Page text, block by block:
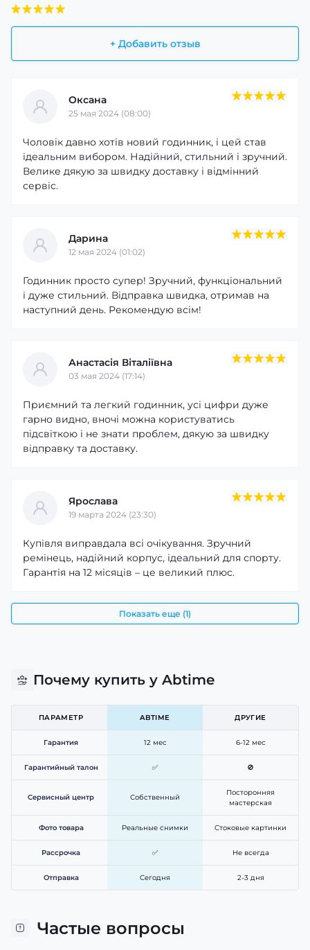
+ Добавить отзыв
Оксана
25 мая 2024 (08:00)
Чоловік давно хотів новий годинник, і цей став
ідеальним вибором. Надійний, стильний і зручний.
Велике дякую за швидку доставку і відмінний
сервіс.
Дарина
12 мая 2024 (01:02)
Годинник просто супер! Зручний, функціональний
і дуже стильний. Відправка швидка, отримав на
наступний день. Рекомендую всім!
Анастасія Віталіївна
03 мая 2024 (17:14)
Приємний та легкий годинник, усі цифри дуже
гарно видно, вночі можна користуватись
підсвіткою і не знати проблем, дякую за швидку
відправку та доставку.
Ярослава
19 марта 2024 (23:30)
Купівля виправдала всі очікування. Зручний
ремінець, надійний корпус, ідеальний для спорту.
Гарантія на 12 місяців – це великий плюс.
Показать еще (1)
Почему купить у Abtime
ПАРАМЕТР ABTIME ДРУГИЕ
Гарантия 12 мес 6-12 мес
Гарантийный талон ✅ 🚫
Сервисный центр Собственный
Посторонняя
мастерская
Фото товара Реальные снимки Стоковые картинки
Рассрочка ✅ Не всегда
Отправка Сегодня 2-3 дня
Частые вопросы